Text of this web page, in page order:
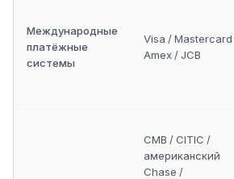
Международные
платёжные
системы
Visa /
Amex / JCB
CMB / CITIC /
американский
Chase /